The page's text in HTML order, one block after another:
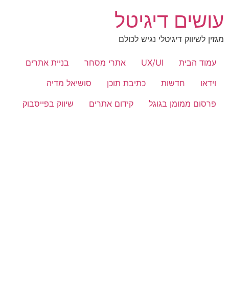
לתוכן
עושים דיגיטל
מגזין לשיווק דיגיטלי נגיש לכולם
עמוד הבית UX/UI אתרי מסחר
בניית אתרים
וידאו
חדשות כתיבת תוכן
סושיאל מדיה
פרסום ממומן בגוגל
קידום אתרים שיווק בפייסבוק